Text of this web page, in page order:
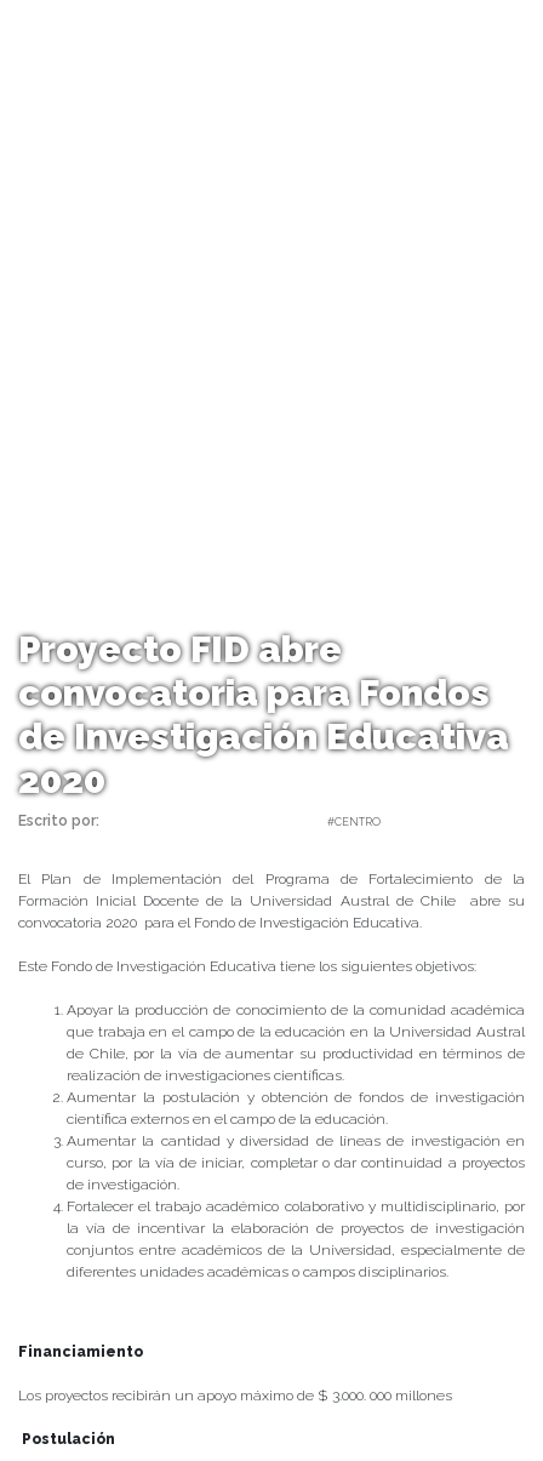
Proyecto FID abre
convocatoria para Fondos
de Investigación Educativa
2020
Escrito por: #CENTRO
El Plan de Implementación del Programa de Fortalecimiento de la
Formación Inicial Docente de la Universidad Austral de Chile abre su
convocatoria 2020 para el Fondo de Investigación Educativa.
Este Fondo de Investigación Educativa tiene los siguientes objetivos:
Apoyar la producción de conocimiento de la comunidad académica
que trabaja en el campo de la educación en la Universidad Austral
de Chile, por la vía de aumentar su productividad en términos de
realización de investigaciones científicas.
Aumentar la postulación y obtención de fondos de investigación
científica externos en el campo de la educación.
Aumentar la cantidad y diversidad de líneas de investigación en
curso, por la vía de iniciar, completar o dar continuidad a proyectos
de investigación.
Fortalecer el trabajo académico colaborativo y multidisciplinario, por
la vía de incentivar la elaboración de proyectos de investigación
conjuntos entre académicos de la Universidad, especialmente de
diferentes unidades académicas o campos disciplinarios.
Financiamiento
Los proyectos recibirán un apoyo máximo de $ 3.000. 000 millones
Postulación